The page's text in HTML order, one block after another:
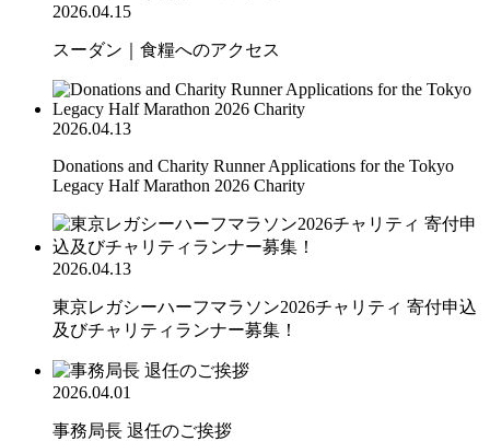
2026.04.15
スーダン｜食糧へのアクセス
2026.04.13
Donations and Charity Runner Applications for the Tokyo
Legacy Half Marathon 2026 Charity
2026.04.13
東京レガシーハーフマラソン2026チャリティ 寄付申込
及びチャリティランナー募集！
2026.04.01
事務局長 退任のご挨拶